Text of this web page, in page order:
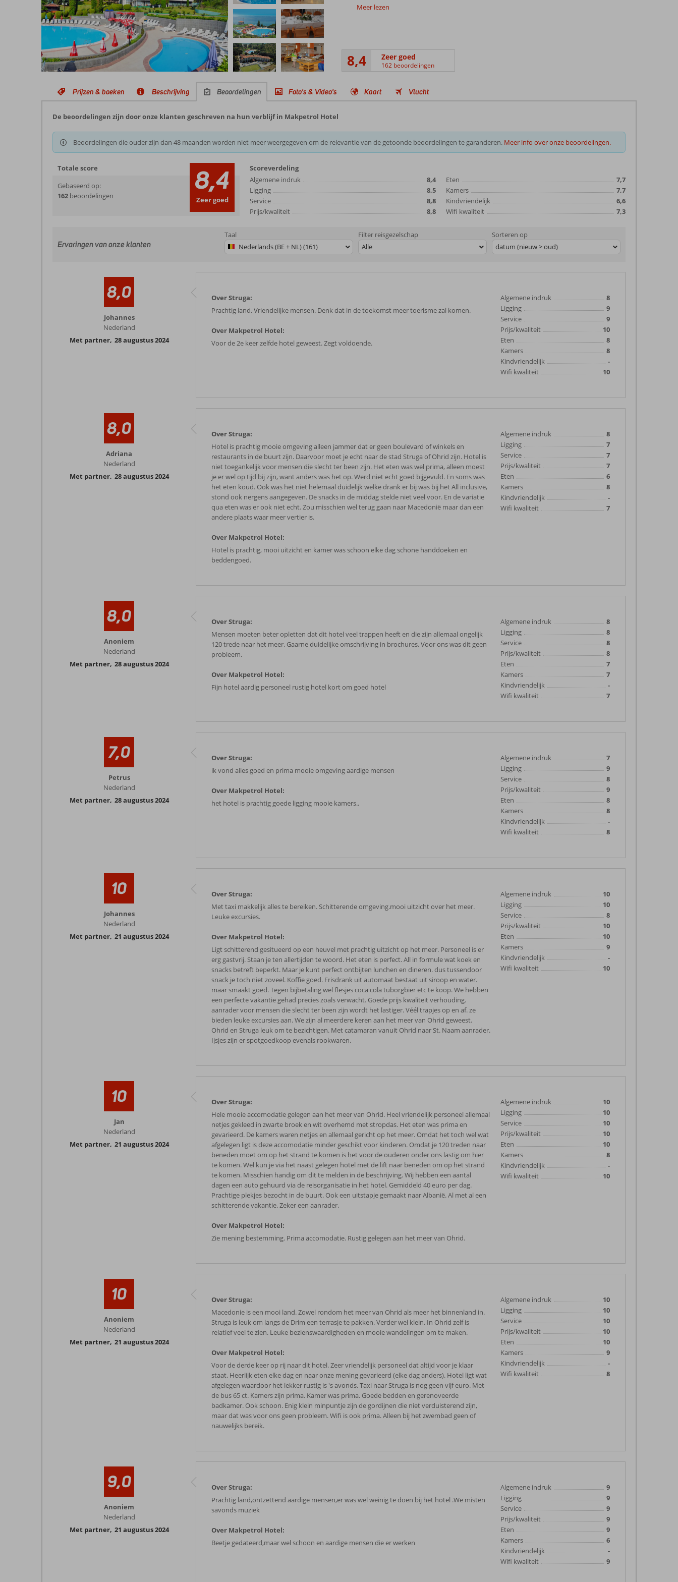
Meer lezen
8,4 Zeer goed
162 beoordelingen
Prijzen & boeken Beschrijving Beoordelingen Foto's & Video's Kaart Vlucht
De beoordelingen zijn door onze klanten geschreven na hun verblijf in Makpetrol Hotel
Beoordelingen die ouder zijn dan 48 maanden worden niet meer weergegeven om de relevantie van de getoonde beoordelingen te garanderen. Meer info over onze beoordelingen.
Totale score
Gebaseerd op:
162 beoordelingen 8,4
Zeer goed
Scoreverdeling
Algemene indruk
8,4
Ligging
8,5
Service
8,8
Prijs/kwaliteit
8,8
Eten
7,7
Kamers
7,7
Kindvriendelijk
6,6
Wifi kwaliteit
7,3
Ervaringen van onze klanten
Taal
Nederlands (BE + NL) (161)
Filter reisgezelschap
Alle
Sorteren op
datum (nieuw > oud)
8,0
Johannes
Nederland
Met partner, 28 augustus 2024
Over Struga:
Prachtig land. Vriendelijke mensen. Denk dat in de toekomst meer toerisme zal komen.
Over Makpetrol Hotel:
Voor de 2e keer zelfde hotel geweest. Zegt voldoende.
Algemene indruk
8
Ligging
9
Service
9
Prijs/kwaliteit
10
Eten
8
Kamers
8
Kindvriendelijk
-
Wifi kwaliteit
10
8,0
Adriana
Nederland
Met partner, 28 augustus 2024
Over Struga:
Hotel is prachtig mooie omgeving alleen jammer dat er geen boulevard of winkels en
restaurants in de buurt zijn. Daarvoor moet je echt naar de stad Struga of Ohrid zijn. Hotel is
niet toegankelijk voor mensen die slecht ter been zijn. Het eten was wel prima, alleen moest
je er wel op tijd bij zijn, want anders was het op. Werd niet echt goed bijgevuld. En soms was
het eten koud. Ook was het niet helemaal duidelijk welke drank er bij was bij het All inclusive,
stond ook nergens aangegeven. De snacks in de middag stelde niet veel voor. En de variatie
qua eten was er ook niet echt. Zou misschien wel terug gaan naar Macedonië maar dan een
andere plaats waar meer vertier is.
Over Makpetrol Hotel:
Hotel is prachtig, mooi uitzicht en kamer was schoon elke dag schone handdoeken en
beddengoed.
Algemene indruk
8
Ligging
7
Service
7
Prijs/kwaliteit
7
Eten
6
Kamers
8
Kindvriendelijk
-
Wifi kwaliteit
7
8,0
Anoniem
Nederland
Met partner, 28 augustus 2024
Over Struga:
Mensen moeten beter opletten dat dit hotel veel trappen heeft en die zijn allemaal ongelijk
120 trede naar het meer. Gaarne duidelijke omschrijving in brochures. Voor ons was dit geen
probleem.
Over Makpetrol Hotel:
Fijn hotel aardig personeel rustig hotel kort om goed hotel
Algemene indruk
8
Ligging
8
Service
8
Prijs/kwaliteit
8
Eten
7
Kamers
7
Kindvriendelijk
-
Wifi kwaliteit
7
7,0
Petrus
Nederland
Met partner, 28 augustus 2024
Over Struga:
ik vond alles goed en prima mooie omgeving aardige mensen
Over Makpetrol Hotel:
het hotel is prachtig goede ligging mooie kamers..
Algemene indruk
7
Ligging
9
Service
8
Prijs/kwaliteit
9
Eten
8
Kamers
8
Kindvriendelijk
-
Wifi kwaliteit
8
10
Johannes
Nederland
Met partner, 21 augustus 2024
Over Struga:
Met taxi makkelijk alles te bereiken. Schitterende omgeving.mooi uitzicht over het meer.
Leuke excursies.
Over Makpetrol Hotel:
Ligt schitterend gesitueerd op een heuvel met prachtig uitzicht op het meer. Personeel is er
erg gastvrij. Staan je ten allertijden te woord. Het eten is perfect. All in formule wat koek en
snacks betreft beperkt. Maar je kunt perfect ontbijten lunchen en dineren. dus tussendoor
snack je toch niet zoveel. Koffie goed. Frisdrank uit automaat bestaat uit siroop en water.
maar smaakt goed. Tegen bijbetaling wel flesjes coca cola tuborgbier etc te koop. We hebben
een perfecte vakantie gehad precies zoals verwacht. Goede prijs kwaliteit verhouding.
aanrader voor mensen die slecht ter been zijn wordt het lastiger. Véél trapjes op en af. ze
bieden leuke excursies aan. We zijn al meerdere keren aan het meer van Ohrid geweest.
Ohrid en Struga leuk om te bezichtigen. Met catamaran vanuit Ohrid naar St. Naam aanrader.
Ijsjes zijn er spotgoedkoop evenals rookwaren.
Algemene indruk
10
Ligging
10
Service
8
Prijs/kwaliteit
10
Eten
10
Kamers
9
Kindvriendelijk
-
Wifi kwaliteit
10
10
Jan
Nederland
Met partner, 21 augustus 2024
Over Struga:
Hele mooie accomodatie gelegen aan het meer van Ohrid. Heel vriendelijk personeel allemaal
netjes gekleed in zwarte broek en wit overhemd met stropdas. Het eten was prima en
gevarieerd. De kamers waren netjes en allemaal gericht op het meer. Omdat het toch wel wat
afgelegen ligt is deze accomodatie minder geschikt voor kinderen. Omdat je 120 treden naar
beneden moet om op het strand te komen is het voor de ouderen onder ons lastig om hier
te komen. Wel kun je via het naast gelegen hotel met de lift naar beneden om op het strand
te komen. Misschien handig om dit te melden in de beschrijving. Wij hebben een aantal
dagen een auto gehuurd via de reisorganisatie in het hotel. Gemiddeld 40 euro per dag.
Prachtige plekjes bezocht in de buurt. Ook een uitstapje gemaakt naar Albanië. Al met al een
schitterende vakantie. Zeker een aanrader.
Over Makpetrol Hotel:
Zie mening bestemming. Prima accomodatie. Rustig gelegen aan het meer van Ohrid.
Algemene indruk
10
Ligging
10
Service
10
Prijs/kwaliteit
10
Eten
10
Kamers
8
Kindvriendelijk
-
Wifi kwaliteit
10
10
Anoniem
Nederland
Met partner, 21 augustus 2024
Over Struga:
Macedonie is een mooi land. Zowel rondom het meer van Ohrid als meer het binnenland in.
Struga is leuk om langs de Drim een terrasje te pakken. Verder wel klein. In Ohrid zelf is
relatief veel te zien. Leuke bezienswaardigheden en mooie wandelingen om te maken.
Over Makpetrol Hotel:
Voor de derde keer op rij naar dit hotel. Zeer vriendelijk personeel dat altijd voor je klaar
staat. Heerlijk eten elke dag en naar onze mening gevarieerd (elke dag anders). Hotel ligt wat
afgelegen waardoor het lekker rustig is 's avonds. Taxi naar Struga is nog geen vijf euro. Met
de bus 65 ct. Kamers zijn prima. Kamer was prima. Goede bedden en gerenoveerde
badkamer. Ook schoon. Enig klein minpuntje zijn de gordijnen die niet verduisterend zijn,
maar dat was voor ons geen probleem. Wifi is ook prima. Alleen bij het zwembad geen of
nauwelijks bereik.
Algemene indruk
10
Ligging
10
Service
10
Prijs/kwaliteit
10
Eten
10
Kamers
9
Kindvriendelijk
-
Wifi kwaliteit
8
9,0
Anoniem
Nederland
Met partner, 21 augustus 2024
Over Struga:
Prachtig land,ontzettend aardige mensen,er was wel weinig te doen bij het hotel .We misten
savonds muziek
Over Makpetrol Hotel:
Beetje gedateerd,maar wel schoon en aardige mensen die er werken
Algemene indruk
9
Ligging
9
Service
9
Prijs/kwaliteit
9
Eten
9
Kamers
6
Kindvriendelijk
-
Wifi kwaliteit
9